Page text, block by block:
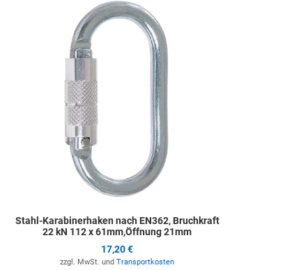
Stahl-Karabinerhaken nach EN362, Bruchkraft
22 kN 112 x 61mm,Öffnung 21mm
17,20 €
zzgl. MwSt. und Transportkosten